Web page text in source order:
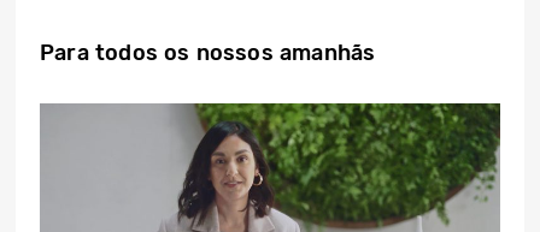
Para todos os nossos amanhãs